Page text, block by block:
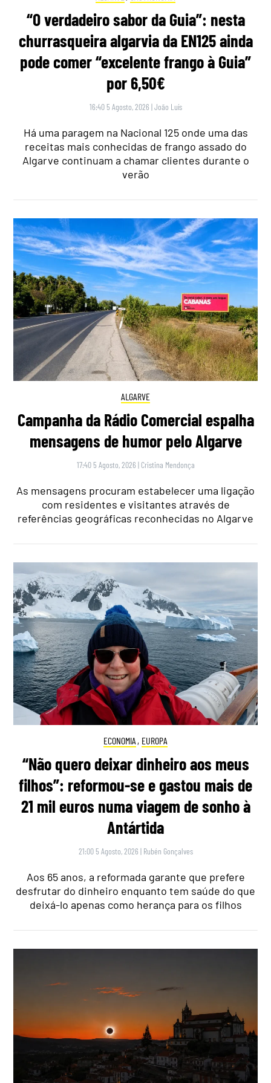
“O verdadeiro sabor da Guia”: nesta
churrasqueira algarvia da EN125 ainda
pode comer “excelente frango à Guia”
por 6,50€
16:40 5 Agosto, 2026 |João Luís
Há uma paragem na Nacional 125 onde uma das
receitas mais conhecidas de frango assado do
Algarve continuam a chamar clientes durante o
verão
ALGARVE
Campanha da Rádio Comercial espalha
mensagens de humor pelo Algarve
17:40 5 Agosto, 2026 | Cristina Mendonça
As mensagens procuram estabelecer uma ligação
com residentes e visitantes através de
referências geográficas reconhecidas no Algarve
ECONOMIA , EUROPA
“Não quero deixar dinheiro aos meus
filhos”: reformou-se e gastou mais de
21 mil euros numa viagem de sonho à
Antártida
21:00 5 Agosto, 2026 | Rubén Gonçalves
Aos 65 anos, a reformada garante que prefere
desfrutar do dinheiro enquanto tem saúde do que
deixá-lo apenas como herança para os filhos